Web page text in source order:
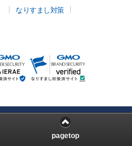
なりすまし対策
pagetop